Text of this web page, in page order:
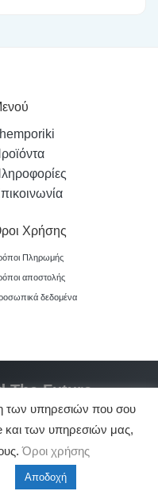
Χρήσης
Πληρωμής
αποστολής
δεδομένα
The Future
0
των υπηρεσιών που σου
των υπηρεσιών μας,
Όροι χρήσης
Αποδοχή